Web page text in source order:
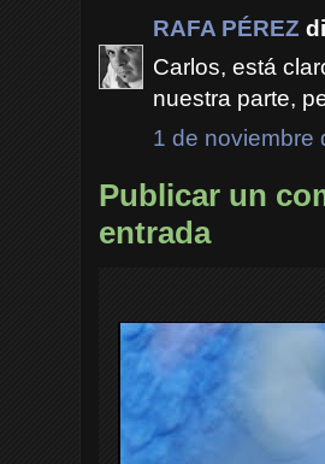
RAFA PÉREZ
Carlos, está
nuestra parte,
1 de noviembre
Publicar un
entrada